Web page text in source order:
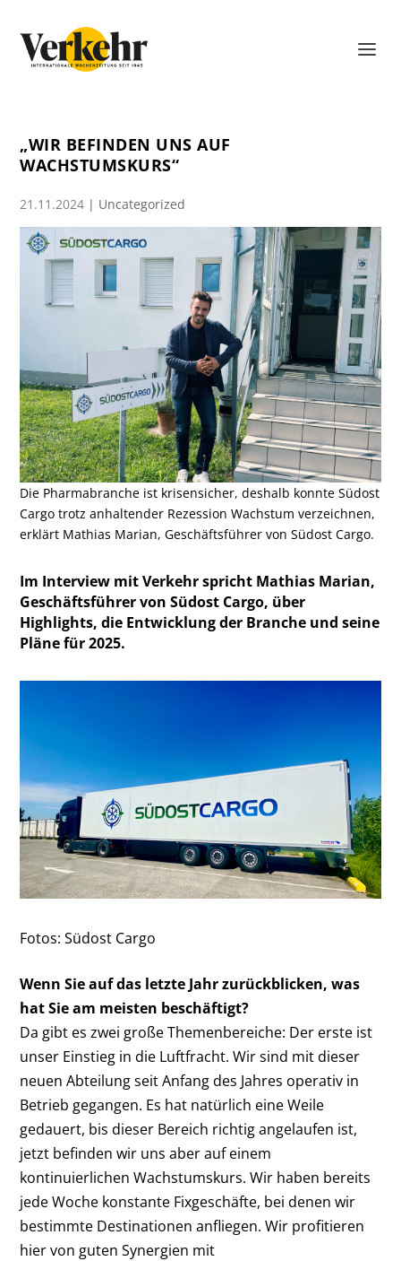
„WIR BEFINDEN UNS AUF
WACHSTUMSKURS“
21.11.2024 | Uncategorized
Die Pharmabranche ist krisensicher, deshalb konnte Südost
Cargo trotz anhaltender Rezession Wachstum verzeichnen,
erklärt Mathias Marian, Geschäftsführer von Südost Cargo.
Im Interview mit Verkehr spricht Mathias Marian,
Geschäftsführer von Südost Cargo, über
Highlights, die Entwicklung der Branche und seine
Pläne für 2025.
Fotos: Südost Cargo
Wenn Sie auf das letzte Jahr zurückblicken, was
hat Sie am meisten beschäftigt?
Da gibt es zwei große Themenbereiche: Der erste ist
unser Einstieg in die Luftfracht. Wir sind mit dieser
neuen Abteilung seit Anfang des Jahres operativ in
Betrieb gegangen. Es hat natürlich eine Weile
gedauert, bis dieser Bereich richtig angelaufen ist,
jetzt befinden wir uns aber auf einem
kontinuierlichen Wachstumskurs. Wir haben bereits
jede Woche konstante Fixgeschäfte, bei denen wir
bestimmte Destinationen anfliegen. Wir profitieren
hier von guten Synergien mit